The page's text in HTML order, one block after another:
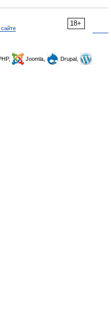
18+
Joomla,
Drupal,